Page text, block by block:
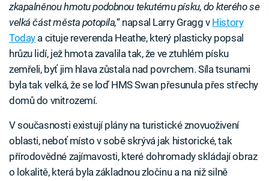
zkapalněnou hmotu podobnou tekutému písku, do kterého se
velká část města potopila,“ napsal Larry Gragg v History
Todaya cituje reverenda Heathe, který plasticky popsal
hrůzu lidí, jež hmota zavalila tak, že ve ztuhlém písku
zemřeli, byť jim hlava zůstala nad povrchem. Síla tsunami
byla tak velká, že se loď HMS Swan přesunula přes střechy
domů do vnitrozemí.
V současnosti existují plány na turistické znovuoživení
oblasti, neboť místo v sobě skrývá jak historické, tak
přírodovědné zajímavosti, které dohromady skládají obraz
o lokalitě, která byla základnou zločinu a na niž silně